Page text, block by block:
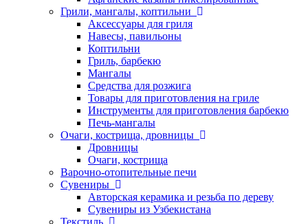
Грили, мангалы, коптильни
Аксессуары для гриля
Навесы, павильоны
Коптильни
Гриль, барбекю
Мангалы
Средства для розжига
Товары для приготовления на гриле
Инструменты для приготовления барбекю
Печь-мангалы
Очаги, кострища, дровницы
Дровницы
Очаги, кострища
Варочно-отопительные печи
Сувениры
Авторская керамика и резьба по дереву
Сувениры из Узбекистана
Текстиль